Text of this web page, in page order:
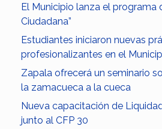
El Municipio lanza el programa
Ciudadana”
Estudiantes iniciaron nuevas
profesionalizantes en el
Zapala ofrecerá un seminario
la zamacueca a la cueca
Nueva capacitación de
junto al CFP 30